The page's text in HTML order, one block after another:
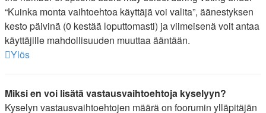
“Kuinka monta vaihtoehtoa käyttäjä voi valita”, äänestyksen
kesto päivinä (0 kestää loputtomasti) ja viimeisenä voit antaa
käyttäjille mahdollisuuden muuttaa ääntään.
Ylös
Miksi en voi lisätä vastausvaihtoehtoja kyselyyn?
Kyselyn vastausvaihtoehtojen määrä on foorumin ylläpitäjän